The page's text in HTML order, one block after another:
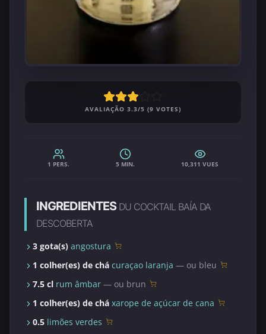
AVALIAÇÃO 3.3/5 (9 VOTES)
1 PERS. 5 MIN. 10,311 VUES
INGREDIENTES DU COCKTAIL BAÍA DA
DESCOBERTA
3 gota(s) angostura
1 colher(es) de chá curaçao laranja — ou bleu
7.5 cl rum âmbar — ou brun
1 colher(es) de chá xarope de açúcar de cana
0.5 limões verdes